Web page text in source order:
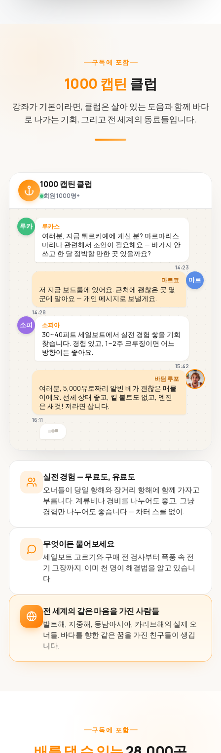
구독에 포함
1000 캡틴 클럽
강좌가 기본이라면, 클럽은 살아 있는 도움과 함께 바다
로 나가는 기회, 그리고 전 세계의 동료들입니다.
1000 캡틴 클럽
회원 1000명+
루카 루카스
여러분, 지금 튀르키예에 계신 분? 마르마리스
마리나 관련해서 조언이 필요해요 — 바가지 안
쓰고 한 달 정박할 만한 곳 있을까요?
14:23
마르
마르코
저 지금 보드룸에 있어요. 근처에 괜찮은 곳 몇
군데 알아요 — 개인 메시지로 보낼게요.
14:28
소피 소피아
30~40피트 세일보트에서 실전 경험 쌓을 기회
찾습니다. 경험 있고, 1~2주 크루징이면 어느
방향이든 좋아요.
15:42
바딤 루포
여러분, 5,000유로짜리 알빈 베가 괜찮은 매물
이에요. 선체 상태 좋고, 킬 볼트도 없고, 엔진
은 새것! 저라면 삽니다.
16:11
실전 경험 — 무료도, 유료도
오너들이 당일 항해와 장거리 항해에 함께 가자고
부릅니다. 계류비나 경비를 나누어도 좋고, 그냥
경험만 나누어도 좋습니다 — 차터 스쿨 없이.
무엇이든 물어보세요
세일보트 고르기와 구매 전 검사부터 폭풍 속 전
기 고장까지. 이미 천 명이 해결법을 알고 있습니
다.
전 세계의 같은 마음을 가진 사람들
발트해, 지중해, 동남아시아, 카리브해의 실제 오
너들. 바다를 향한 같은 꿈을 가진 친구들이 생깁
니다.
구독에 포함